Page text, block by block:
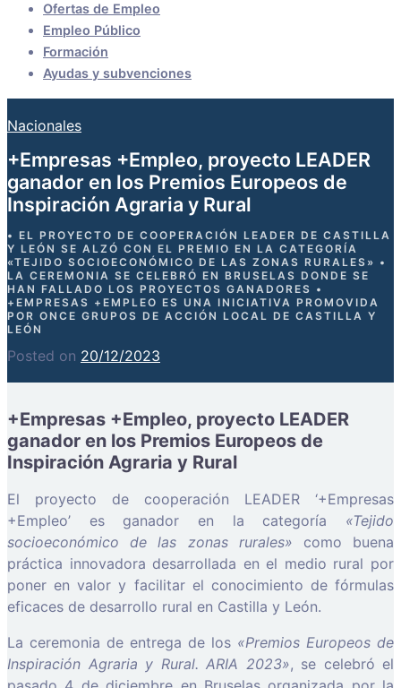
Ofertas de Empleo
Empleo Público
Formación
Ayudas y subvenciones
Nacionales
+Empresas +Empleo, proyecto LEADER
ganador en los Premios Europeos de
Inspiración Agraria y Rural
• EL PROYECTO DE COOPERACIÓN LEADER DE CASTILLA
Y LEÓN SE ALZÓ CON EL PREMIO EN LA CATEGORÍA
«TEJIDO SOCIOECONÓMICO DE LAS ZONAS RURALES» •
LA CEREMONIA SE CELEBRÓ EN BRUSELAS DONDE SE
HAN FALLADO LOS PROYECTOS GANADORES •
+EMPRESAS +EMPLEO ES UNA INICIATIVA PROMOVIDA
POR ONCE GRUPOS DE ACCIÓN LOCAL DE CASTILLA Y
LEÓN
Posted on 20/12/2023
+Empresas +Empleo, proyecto LEADER
ganador en los Premios Europeos de
Inspiración Agraria y Rural
El proyecto de cooperación LEADER ‘+Empresas
+Empleo’ es ganador en la categoría «Tejido
socioeconómico de las zonas rurales» como buena
práctica innovadora desarrollada en el medio rural por
poner en valor y facilitar el conocimiento de fórmulas
eficaces de desarrollo rural en Castilla y León.
La ceremonia de entrega de los «Premios Europeos de
Inspiración Agraria y Rural. ARIA 2023», se celebró el